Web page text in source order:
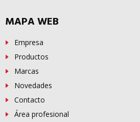
MAPA WEB
Empresa
Productos
Marcas
Novedades
Contacto
Área profesional